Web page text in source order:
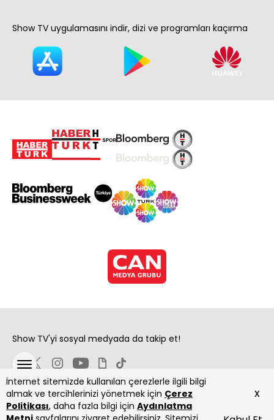
İnternet sitemizde kullanılan çerezlerle ilgili bilgi
almak ve tercihlerinizi yönetmek için Çerez
Politikası, daha fazla bilgi için Aydınlatma
x
Show TV uygulamasını indir, dizi ve programları kaçırma
Show TV'yi sosyal medyada da takip et!